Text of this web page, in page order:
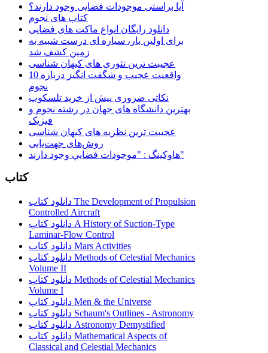
آیا براستی موجودات فضایی وجود دارند؟
کتاب های نجوم
دانلود رایگان انواع ماکت های فضایی
برای اولین بار، سیاره ای درست شبیه به
زمین کشف شد
عجیبت ترین تئوری های کیهان شناسی
10 واقعیت عجیب و شگفت انگیز درباره
نجوم
نکاتی ضروری پیش از خرید تلسکوپ
بهترین دانشگاه های جهان در رشته نجوم و
فیزیک
عجیبت ترین نظریه های کیهان شناسی
روش‌های جهت‌یابی
هاوكينگ : "موجودات فضايي وجود دارند"
کتاب
دانلود کتاب The Development of Propulsion
Controlled Aircraft
دانلود کتاب A History of Suction-Type
Laminar-Flow Control
دانلود کتاب Mars Activities
دانلود کتاب Methods of Celestial Mechanics
Volume II
دانلود کتاب Methods of Celestial Mechanics
Volume I
دانلود کتاب Men & the Universe
دانلود کتاب Schaum's Outlines - Astronomy
دانلود کتاب Astronomy Demystified
دانلود کتاب Mathematical Aspects of
Classical and Celestial Mechanics